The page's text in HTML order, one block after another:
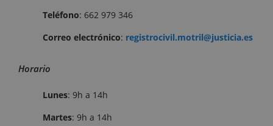
Teléfono: 662 979 346
Correo electrónico: registrocivil.motril@justicia.es
Horario
Lunes: 9h a 14h
Martes: 9h a 14h